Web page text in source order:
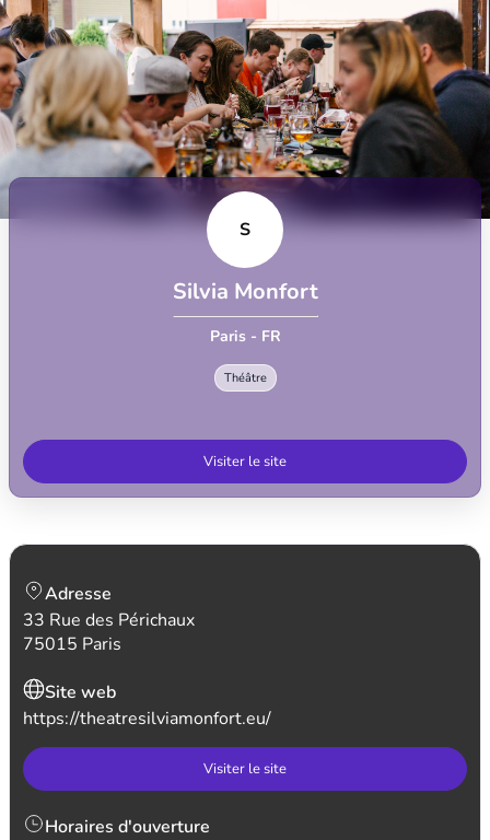
S
Silvia Monfort
Paris - FR
Théâtre
Visiter le site
Adresse
33 Rue des Périchaux
75015 Paris
Site web
https://theatresilviamonfort.eu/
Visiter le site
Horaires d'ouverture